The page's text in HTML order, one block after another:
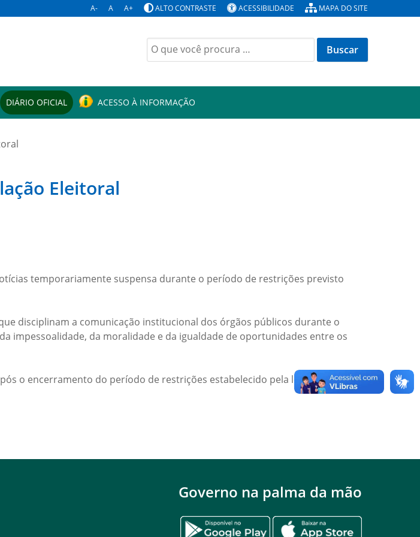
A- A A+ ALTO CONTRASTE ACESSIBILIDADE MAPA DO SITE
Buscar
por:
DIÁRIO OFICIAL ACESSO À INFORMAÇÃO
Eleitoral
temporariamente suspensa durante o período de restrições previsto
disciplinam a comunicação institucional dos órgãos públicos durante o
impessoalidade, da moralidade e da igualdade de oportunidades entre os
o encerramento do período de restrições estabelecido pela legislação
Governo na palma da mão